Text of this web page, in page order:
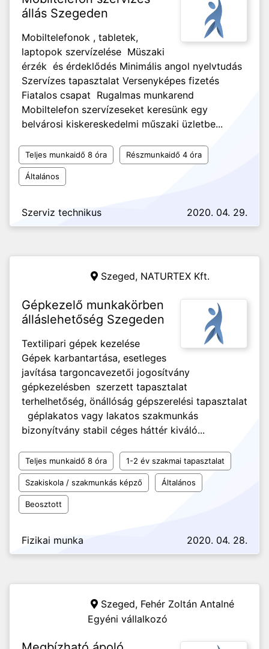
állás Szegeden
Mobiltelefonok , tabletek,
laptopok szervízelése Müszaki
érzék és érdeklődés Minimális angol nyelvtudás
Szervízes tapasztalat Versenyképes fizetés
Fiatalos csapat Rugalmas munkarend
Mobiltelefon szervízeseket keresünk egy
belvárosi kiskereskedelmi műszaki üzletbe...
Teljes munkaidő 8 óra Részmunkaidő 4 óra
Általános
Szerviz technikus 2020. 04. 29.
Szeged, NATURTEX Kft.
Gépkezelő munkakörben
álláslehetőség Szegeden
Textilipari gépek kezelése
Gépek karbantartása, esetleges
javítása targoncavezetői jogosítvány
gépkezelésben szerzett tapasztalat
terhelhetőség, önállóság gépszerelési tapasztalat
géplakatos vagy lakatos szakmunkás
bizonyítvány stabil céges háttér kiváló...
Teljes munkaidő 8 óra 1-2 év szakmai tapasztalat
Szakiskola / szakmunkás képző Általános
Beosztott
Fizikai munka 2020. 04. 28.
Szeged, Fehér Zoltán Antalné
Egyéni vállalkozó